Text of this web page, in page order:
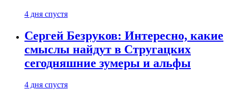
4 дня спустя
Сергей Безруков: Интересно, какие
смыслы найдут в Стругацких
сегодняшние зумеры и альфы
4 дня спустя